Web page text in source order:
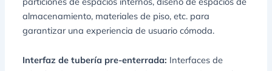
almacenamiento, materiales de piso, etc. para
garantizar una experiencia de usuario cómoda.
Interfaz de tubería pre-enterrada: Interfaces de